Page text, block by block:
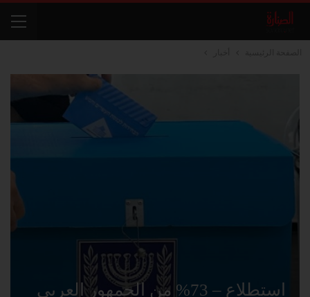
استطلاع – 73% من الجمهور العربي